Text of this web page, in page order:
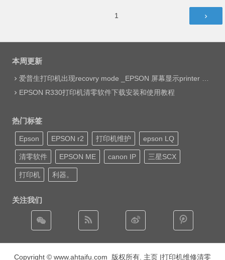
1
本周更新
爱普生打印机出现recovry mode _EPSON 屏幕显示printer mode set jig网络远程维修
EPSON R330打印机清零软件下载安装和使用教程
热门标签
Epson EPSON r2 打印机维护 epson LQ
清零软件 EPSON ME canon IP 三星SCX
打印机 利器。
关注我们
Copyright © www.ahtaifu.com 版权所有. 主页 |打印机维修清零